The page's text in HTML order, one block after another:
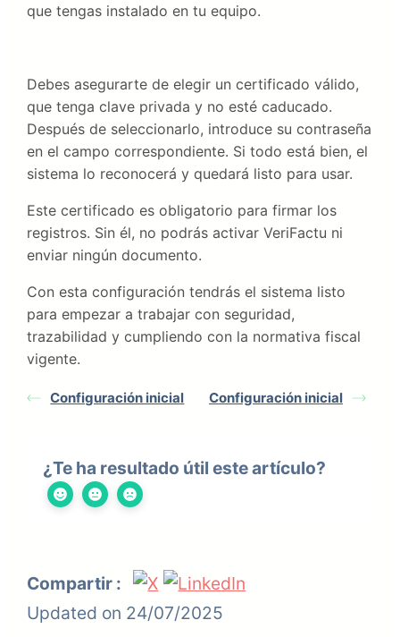
que tengas instalado en tu equipo.
Debes asegurarte de elegir un certificado válido,
que tenga clave privada y no esté caducado.
Después de seleccionarlo, introduce su contraseña
en el campo correspondiente. Si todo está bien, el
sistema lo reconocerá y quedará listo para usar.
Este certificado es obligatorio para firmar los
registros. Sin él, no podrás activar VeriFactu ni
enviar ningún documento.
Con esta configuración tendrás el sistema listo
para empezar a trabajar con seguridad,
trazabilidad y cumpliendo con la normativa fiscal
vigente.
Configuración inicial Configuración inicial
¿Te ha resultado útil este artículo?
Compartir :
Updated on 24/07/2025